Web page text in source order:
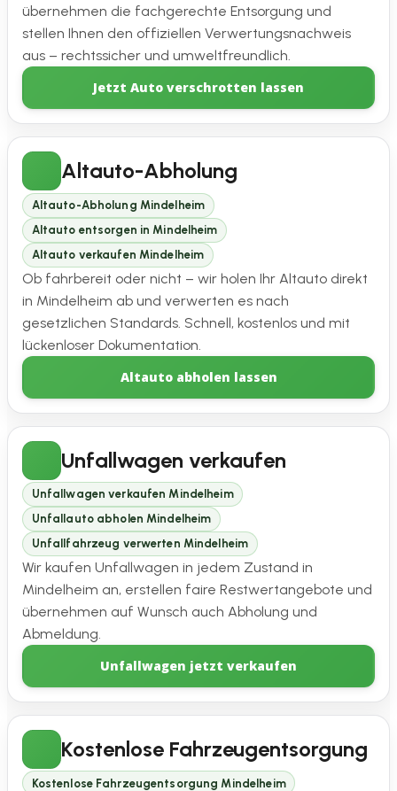
übernehmen die fachgerechte Entsorgung und
stellen Ihnen den offiziellen Verwertungsnachweis
aus – rechtssicher und umweltfreundlich.
Jetzt Auto verschrotten lassen
Altauto-Abholung
Altauto-Abholung Mindelheim
Altauto entsorgen in Mindelheim
Altauto verkaufen Mindelheim
Ob fahrbereit oder nicht – wir holen Ihr Altauto direkt
in Mindelheim ab und verwerten es nach
gesetzlichen Standards. Schnell, kostenlos und mit
lückenloser Dokumentation.
Altauto abholen lassen
Unfallwagen verkaufen
Unfallwagen verkaufen Mindelheim
Unfallauto abholen Mindelheim
Unfallfahrzeug verwerten Mindelheim
Wir kaufen Unfallwagen in jedem Zustand in
Mindelheim an, erstellen faire Restwertangebote und
übernehmen auf Wunsch auch Abholung und
Abmeldung.
Unfallwagen jetzt verkaufen
Kostenlose Fahrzeugentsorgung
Kostenlose Fahrzeugentsorgung Mindelheim